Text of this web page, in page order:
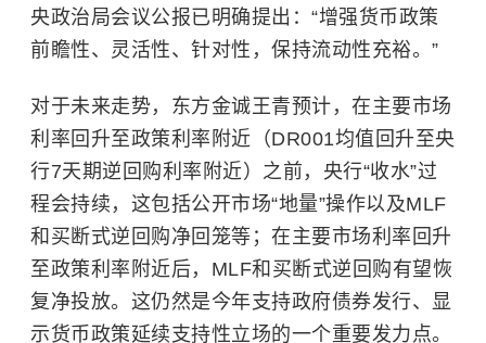
央政治局会议公报已明确提出：“增强货币政策
前瞻性、灵活性、针对性，保持流动性充裕。”
对于未来走势，东方金诚王青预计，在主要市场
利率回升至政策利率附近（DR001均值回升至央
行7天期逆回购利率附近）之前，央行“收水”过
程会持续，这包括公开市场“地量”操作以及MLF
和买断式逆回购净回笼等；在主要市场利率回升
至政策利率附近后，MLF和买断式逆回购有望恢
复净投放。这仍然是今年支持政府债券发行、显
示货币政策延续支持性立场的一个重要发力点。